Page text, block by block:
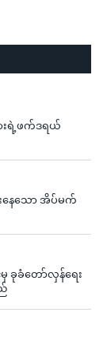
းရဲ့ဖက်ဒရယ်
နေသော အိပ်မက်
ခုခံတော်လှန်ရေး